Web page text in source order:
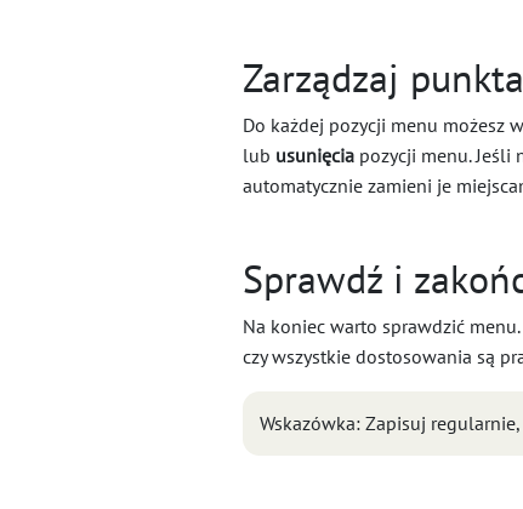
Zarządzaj
Do każdej pozycji menu możesz
lub usunięcia pozycji menu. Jeśli
automatycznie zamieni je
Sprawdź i
Na koniec warto sprawdzić
czy wszystkie dostosowania są
Wskazówka: Zapisuj